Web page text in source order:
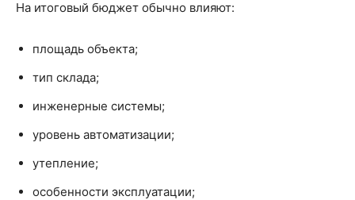
На итоговый бюджет обычно влияют:
площадь объекта;
тип склада;
инженерные системы;
уровень автоматизации;
утепление;
особенности эксплуатации;